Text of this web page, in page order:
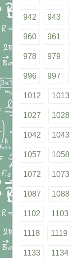
942 943
960 961
978 979
996 997
1012 1013
1027 1028
1042 1043
1057 1058
1072 1073
1087 1088
1102 1103
1118 1119
1133 1134